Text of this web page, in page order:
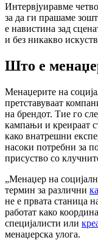
Интервјуиравме
за да ги прашаме
е навистина зад
и без никакво
Што е
Менаџерите на
претставуваат
на брендот. Тие го
кампањи и креираат
како внатрешни
насоки потребни за
присуство со
„Менаџер на
термин за различни
не е првата станица
работат како
специјалисти или
менаџерска улога.